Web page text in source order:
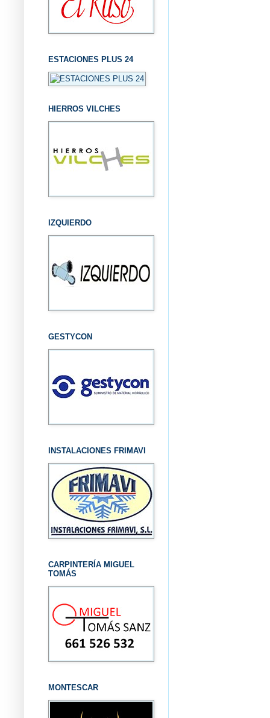
ESTACIONES PLUS 24
HIERROS VILCHES
IZQUIERDO
GESTYCON
INSTALACIONES FRIMAVI
CARPINTERÍA MIGUEL
TOMÁS
MONTESCAR